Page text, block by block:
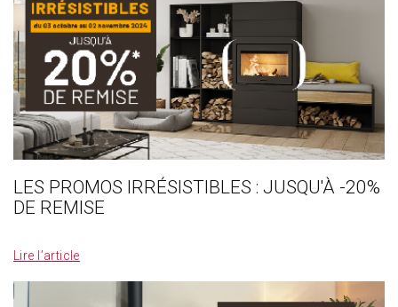
LES PROMOS IRRÉSISTIBLES : JUSQU'À -20%
DE REMISE
Lire l’article